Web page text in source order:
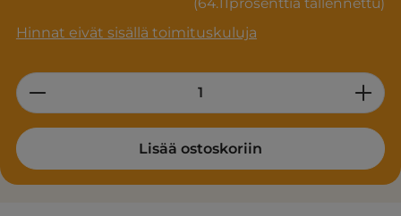
Hinnat eivät sisällä toimituskuluja
Product Quantity: Enter the desired
Lisää ostoskoriin